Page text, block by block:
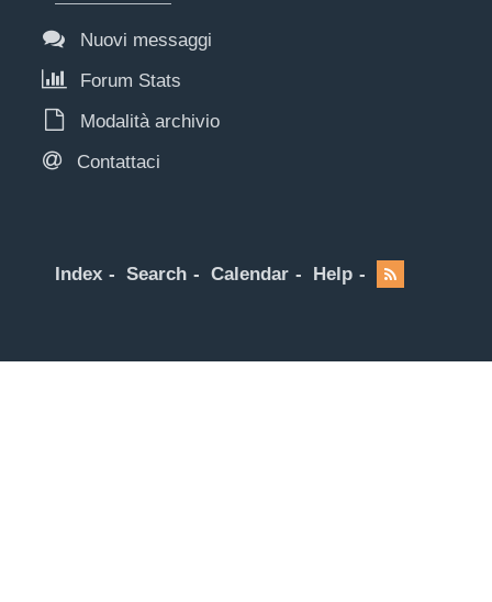
Nuovi messaggi
Forum Stats
Modalità archivio
Contattaci
Index Search Calendar Help